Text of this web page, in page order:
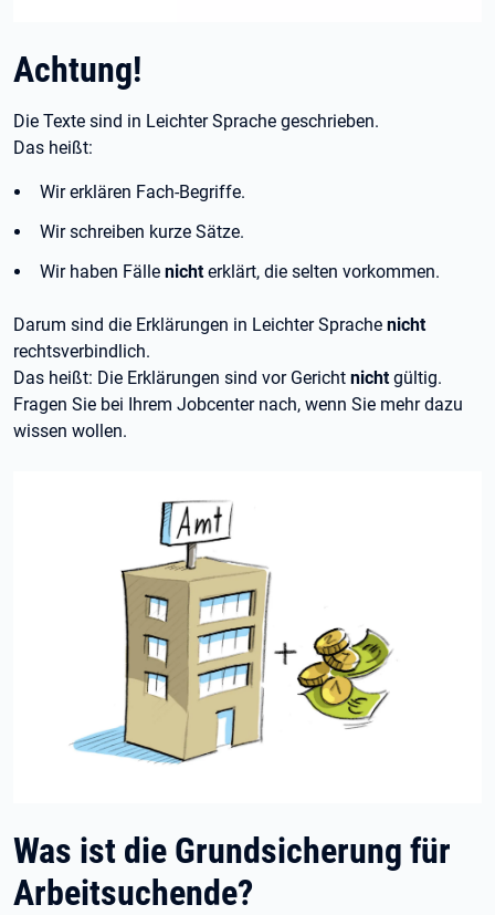
Achtung!
Die Texte sind in Leichter Sprache geschrieben.
Das heißt:
Wir erklären Fach-Begriffe.
Wir schreiben kurze Sätze.
Wir haben Fälle nichterklärt, die selten vorkommen.
Darum sind die Erklärungen in Leichter Sprache nicht
rechtsverbindlich.
Das heißt: Die Erklärungen sind vor Gericht nichtgültig.
Fragen Sie bei Ihrem Jobcenter nach, wenn Sie mehr dazu
wissen wollen.
Was ist die Grundsicherung für
Arbeitsuchende?